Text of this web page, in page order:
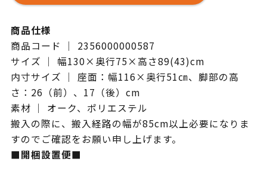
商品仕様
商品コード ｜ 2356000000587
サイズ ｜ 幅130×奥行75×高さ89(43)cm
内寸サイズ ｜ 座面：幅116×奥行51㎝、脚部の高
さ：26（前）、17（後）cm
素材 ｜ オーク、ポリエステル
搬入の際に、搬入経路の幅が85cm以上必要になりま
すのでご確認をお願い申し上げます。
■開梱設置便■